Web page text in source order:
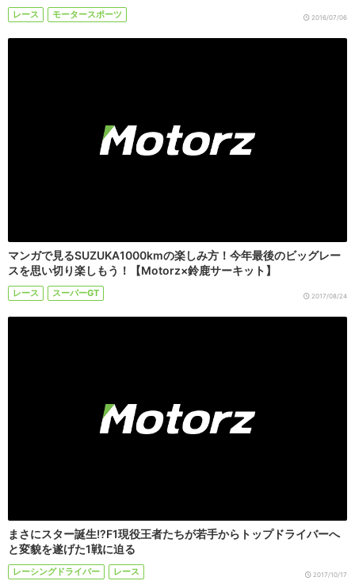
レース モータースポーツ 2016/07/06
マンガで見るSUZUKA1000kmの楽しみ方！今年最後のビッグレー
スを思い切り楽しもう！【Motorz×鈴鹿サーキット】
レース スーパーGT 2017/08/24
まさにスター誕生!?F1現役王者たちが若手からトップドライバーへ
と変貌を遂げた1戦に迫る
レーシングドライバー レース 2017/10/17